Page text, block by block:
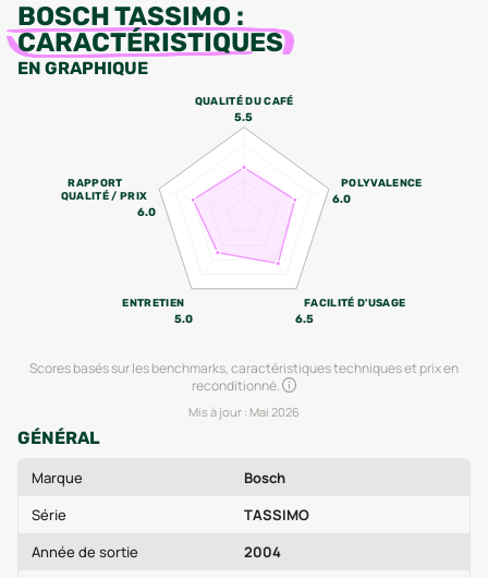
BOSCH TASSIMO :
CARACTÉRISTIQUES
EN GRAPHIQUE
QUALITÉ DU CAFÉ
5.5
POLYVALENCE
6.0
FACILITÉ D'USAGE
6.5
ENTRETIEN
5.0
RAPPORT
QUALITÉ / PRIX
6.0
Scores basés sur les benchmarks, caractéristiques techniques et prix en
reconditionné.
Mis à jour : Mai 2026
GÉNÉRAL
Marque
Bosch
Série
TASSIMO
Année de sortie
2004